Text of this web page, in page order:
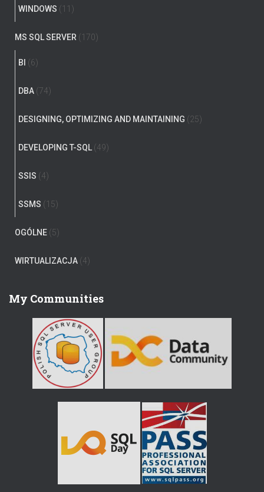
WINDOWS (11)
MS SQL SERVER (170)
BI (6)
DBA (74)
DESIGNING, OPTIMIZING AND MAINTAINING (25)
DEVELOPING T-SQL (49)
SSIS (4)
SSMS (15)
OGÓLNE (5)
WIRTUALIZACJA (4)
My Communities